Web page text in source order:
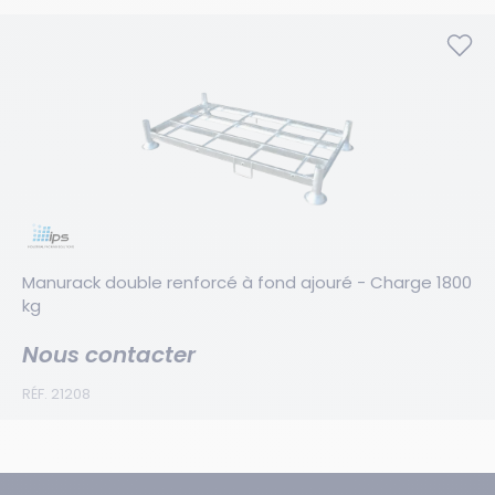
Manurack double renforcé à fond ajouré - Charge 1800
kg
RÉF. 21208
Nous contacter